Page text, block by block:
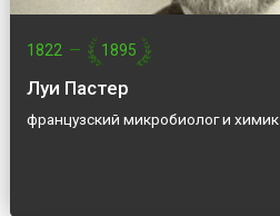
1822 — 1895
Луи Пастер
французский микробиолог и химик